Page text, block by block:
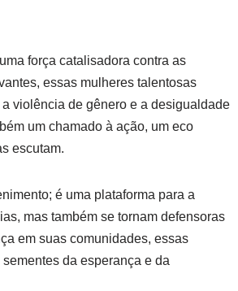
força catalisadora contra as
essas mulheres talentosas
violência de gênero e a desigualdade
um chamado à ação, um eco
escutam.
é uma plataforma para a
mas também se tornam defensoras
em suas comunidades, essas
da esperança e da